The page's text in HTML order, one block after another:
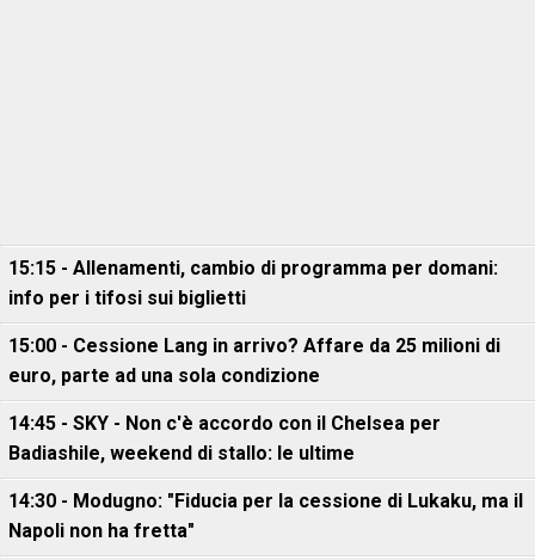
15:15 - Allenamenti, cambio di programma per domani:
info per i tifosi sui biglietti
15:00 - Cessione Lang in arrivo? Affare da 25 milioni di
euro, parte ad una sola condizione
14:45 - SKY - Non c'è accordo con il Chelsea per
Badiashile, weekend di stallo: le ultime
14:30 - Modugno: "Fiducia per la cessione di Lukaku, ma il
Napoli non ha fretta"